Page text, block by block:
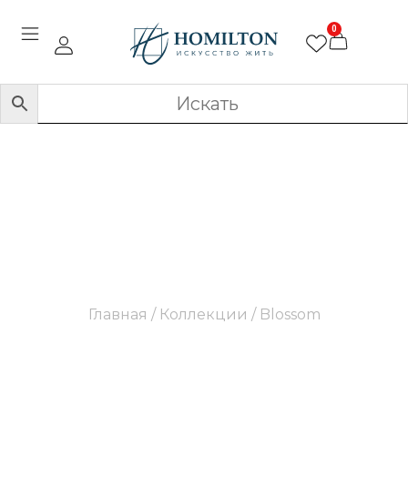
0
Главная / Коллекции / Blossom